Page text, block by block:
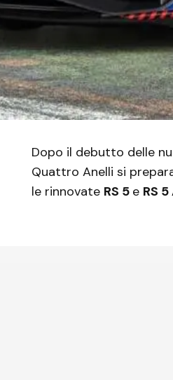
Dopo il debutto delle
Quattro Anelli si
le rinnovate RS 5 e RS